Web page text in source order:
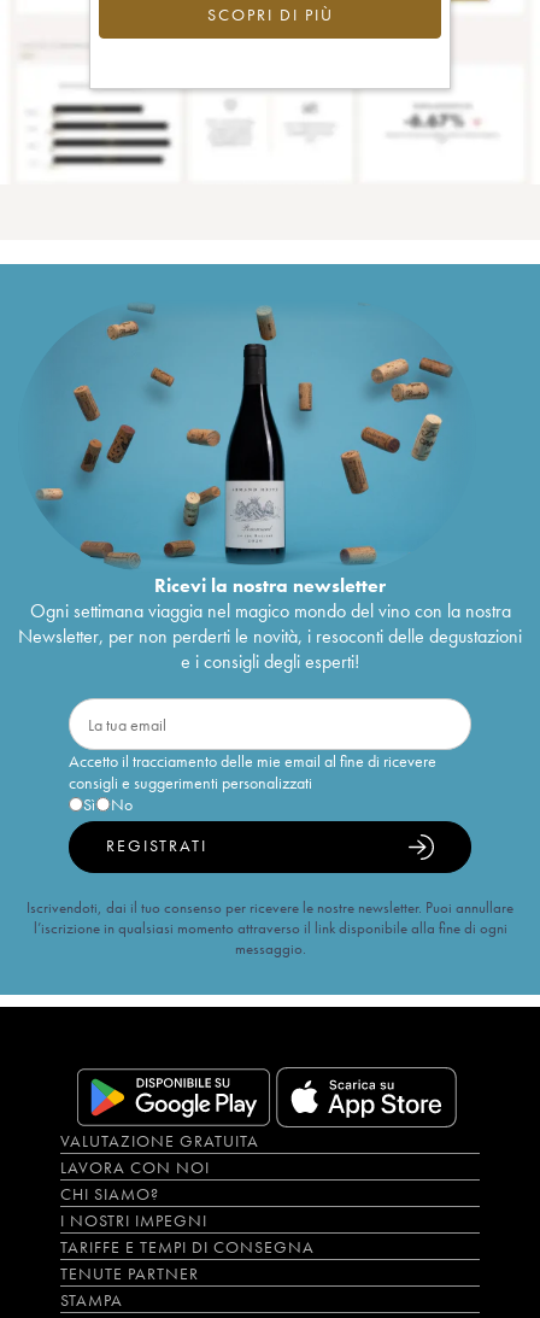
SCOPRI DI PIÙ
Ricevi la nostra newsletter
Ogni settimana viaggia nel magico mondo del vino con la nostra
Newsletter, per non perderti le novità, i resoconti delle degustazioni
e i consigli degli esperti!
Accetto il tracciamento delle mie email al fine di ricevere
consigli e suggerimenti personalizzati
Sì
No
REGISTRATI
Iscrivendoti, dai il tuo consenso per ricevere le nostre newsletter. Puoi annullare
l’iscrizione in qualsiasi momento attraverso il link disponibile alla fine di ogni
messaggio.
VALUTAZIONE GRATUITA
LAVORA CON NOI
CHI SIAMO?
I NOSTRI IMPEGNI
TARIFFE E TEMPI DI CONSEGNA
TENUTE PARTNER
STAMPA